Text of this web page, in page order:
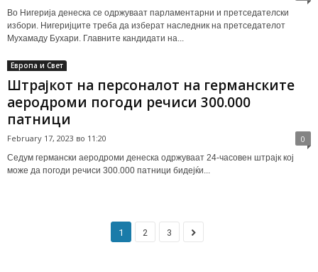
Во Нигерија денеска се одржуваат парламентарни и претседателски
избори. Нигеријците треба да изберат наследник на претседателот
Мухамаду Бухари. Главните кандидати на...
Европа и Свет
Штрајкот на персоналот на германските
аеродроми погоди речиси 300.000
патници
February 17, 2023 во 11:20 0
Седум германски аеродроми денеска одржуваат 24-часовен штрајк кој
може да погоди речиси 300.000 патници бидејќи...
1 2 3